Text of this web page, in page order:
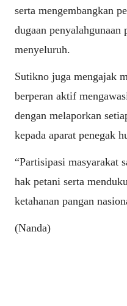
serta mengembangkan
dugaan penyalahgunaan
menyeluruh.
Sutikno juga mengajak
berperan aktif
dengan melaporkan
kepada aparat penegak
“Partisipasi masyarakat
hak petani serta
ketahanan pangan
(Nanda)